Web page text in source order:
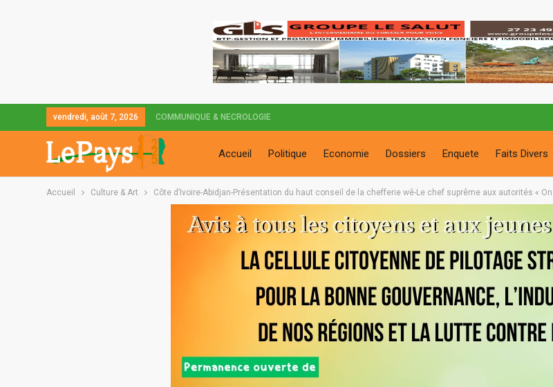
vendredi, août 7, 2026 COMMUNIQUE & NECROLOGIE
Accueil Politique Economie Dossiers Enquete Faits Divers
Accueil Culture & Art Côte d’Ivoire-Abidjan-Présentation du haut conseil de la chefferie wê-Le chef suprême aux autorités «